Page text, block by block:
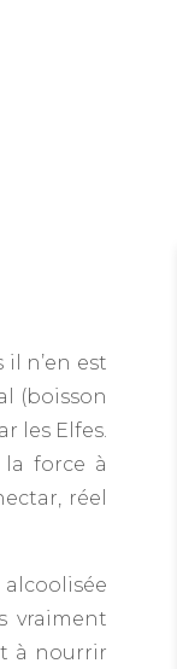
n’en est
(boisson
les Elfes.
force à
réel
alcoolisée
vraiment
à nourrir